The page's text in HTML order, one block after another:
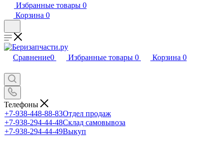
Избранные товары 0
Корзина 0
Сравнение0 Избранные товары 0 Корзина 0
Телефоны
+7-938-448-88-83Отдел продаж
+7-938-294-44-48Склад самовывоза
+7-938-294-44-49Выкуп